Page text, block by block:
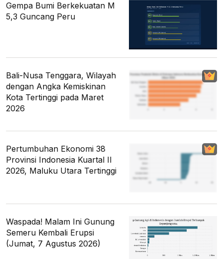
Gempa Bumi Berkekuatan M
5,3 Guncang Peru
Bali-Nusa Tenggara, Wilayah
dengan Angka Kemiskinan
Kota Tertinggi pada Maret
2026
Pertumbuhan Ekonomi 38
Provinsi Indonesia Kuartal II
2026, Maluku Utara Tertinggi
Waspada! Malam Ini Gunung
Semeru Kembali Erupsi
(Jumat, 7 Agustus 2026)